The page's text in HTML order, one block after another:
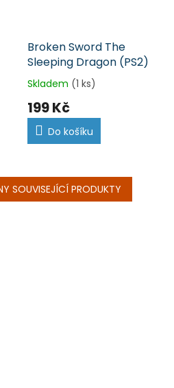
Broken Sword The
Sleeping Dragon (PS2)
Skladem (1 ks)
199 Kč
Do košíku
SOUVISEJÍCÍ PRODUKTY